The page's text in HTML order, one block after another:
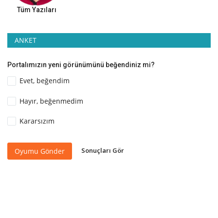
Tüm Yazıları
ANKET
Portalımızın yeni görünümünü beğendiniz mi?
Evet, beğendim
Hayır, beğenmedim
Kararsızım
Oyumu Gönder Sonuçları Gör